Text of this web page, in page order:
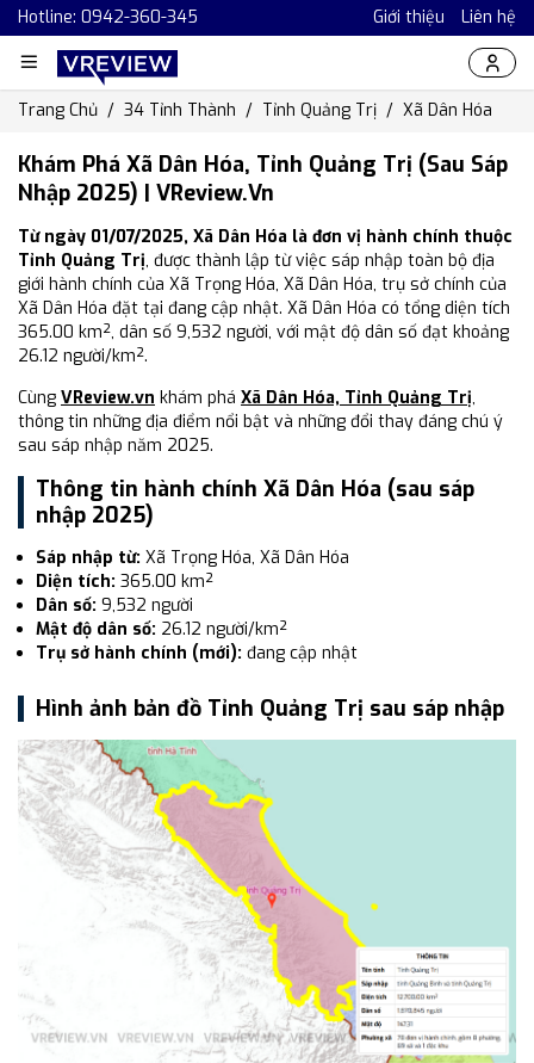
Hotline: 0942-360-345 Giới thiệu Liên hệ
Trang Chủ 34 Tỉnh Thành Tỉnh Quảng Trị Xã Dân Hóa
Khám Phá Xã Dân Hóa, Tỉnh Quảng Trị (Sau Sáp
Nhập 2025) | VReview.vn
Từ ngày 01/07/2025, Xã Dân Hóa là đơn vị hành chính thuộc
Tỉnh Quảng Trị, được thành lập từ việc sáp nhập toàn bộ địa
giới hành chính của Xã Trọng Hóa, Xã Dân Hóa, trụ sở chính của
Xã Dân Hóa đặt tại đang cập nhật. Xã Dân Hóa có tổng diện tích
365.00 km², dân số 9,532 người, với mật độ dân số đạt khoảng
26.12 người/km².
Cùng VReview.vn khám phá Xã Dân Hóa, Tỉnh Quảng Trị,
thông tin những địa điểm nổi bật và những đổi thay đáng chú ý
sau sáp nhập năm 2025.
Thông tin hành chính Xã Dân Hóa (sau sáp
nhập 2025)
Sáp nhập từ: Xã Trọng Hóa, Xã Dân Hóa
Diện tích: 365.00 km²
Dân số: 9,532 người
Mật độ dân số: 26.12 người/km²
Trụ sở hành chính (mới): đang cập nhật
Hình ảnh bản đồ Tỉnh Quảng Trị sau sáp nhập